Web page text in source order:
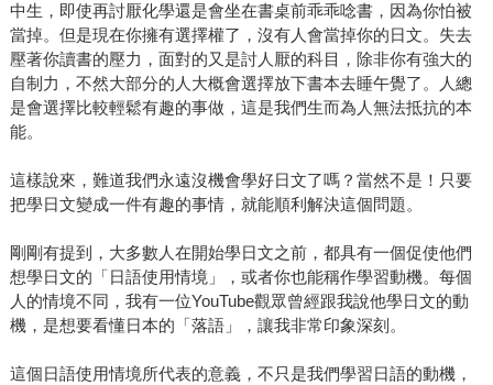
中生，即使再討厭化學還是會坐在書桌前乖乖唸書，因為你怕被
當掉。但是現在你擁有選擇權了，沒有人會當掉你的日文。失去
壓著你讀書的壓力，面對的又是討人厭的科目，除非你有強大的
自制力，不然大部分的人大概會選擇放下書本去睡午覺了。人總
是會選擇比較輕鬆有趣的事做，這是我們生而為人無法抵抗的本
能。
這樣說來，難道我們永遠沒機會學好日文了嗎？當然不是！只要
把學日文變成一件有趣的事情，就能順利解決這個問題。
剛剛有提到，大多數人在開始學日文之前，都具有一個促使他們
想學日文的「日語使用情境」，或者你也能稱作學習動機。每個
人的情境不同，我有一位YouTube觀眾曾經跟我說他學日文的動
機，是想要看懂日本的「落語」，讓我非常印象深刻。
這個日語使用情境所代表的意義，不只是我們學習日語的動機，